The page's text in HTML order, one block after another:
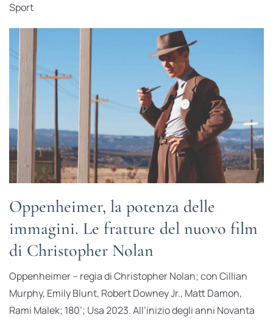
Sport
Oppenheimer, la potenza delle
immagini. Le fratture del nuovo film
di Christopher Nolan
Oppenheimer – regia di Christopher Nolan; con Cillian
Murphy, Emily Blunt, Robert Downey Jr., Matt Damon,
Rami Malek; 180’; Usa 2023. All’inizio degli anni Novanta